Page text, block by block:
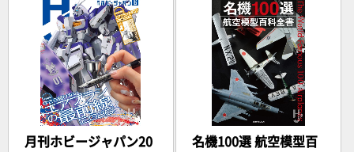
月刊ホビージャパン20
名機100選 航空模型百